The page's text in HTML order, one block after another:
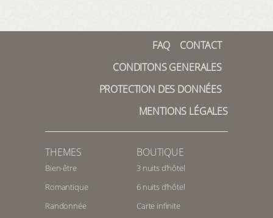
FAQ
CONTACT
CONDITONS GENERALES
PROTECTION DES DONNÉES
MENTIONS LÉGALES
THEMES
Bien-être
Romantique
Randonnée
BOUTIQUE
3 nuits d’hôtel
6 nuits d’hôtel
Carte infinite